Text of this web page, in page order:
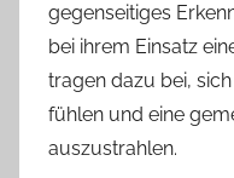
gegenseitiges
bei ihrem Einsatz
tragen dazu bei,
fühlen und eine
auszustrahlen.